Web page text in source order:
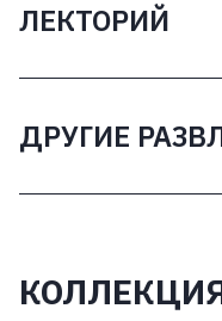
ЛЕКТОРИЙ
ДРУГИЕ